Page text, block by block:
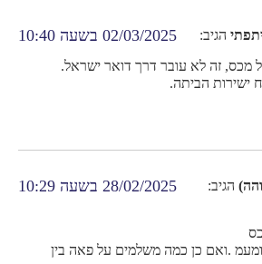
הגיב: 02/03/2025 בשעה 10:40
מכס, זה לא עובר דרך דואר ישראל.
ישירות הביתה.
הגיב: 28/02/2025 בשעה 10:29
.ואם כן כמה משלמים על פאה בין